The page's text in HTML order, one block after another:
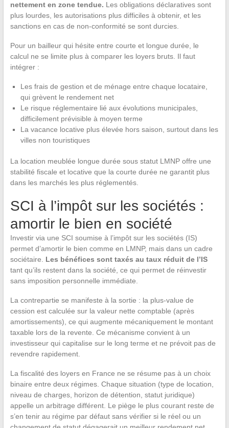
nettement en zone tendue. Les obligations déclaratives sont
plus lourdes, les autorisations plus difficiles à obtenir, et les
sanctions en cas de non-conformité se sont durcies.
Pour un bailleur qui hésite entre courte et longue durée, le
calcul ne se limite plus à comparer les loyers bruts. Il faut
intégrer :
Les frais de gestion et de ménage entre chaque locataire,
qui grèvent le rendement net
Le risque réglementaire lié aux évolutions municipales,
difficilement prévisible à moyen terme
La vacance locative plus élevée hors saison, surtout dans les
villes non touristiques
La location meublée longue durée sous statut LMNP offre une
stabilité fiscale et locative que la courte durée ne garantit plus
dans les marchés les plus réglementés.
SCI à l’impôt sur les sociétés :
amortir le bien en société
Investir via une SCI soumise à l’impôt sur les sociétés (IS)
permet d’amortir le bien comme en LMNP, mais dans un cadre
sociétaire. Les bénéfices sont taxés au taux réduit de l’IS
tant qu’ils restent dans la société, ce qui permet de réinvestir
sans imposition personnelle immédiate.
La contrepartie se manifeste à la sortie : la plus-value de
cession est calculée sur la valeur nette comptable (après
amortissements), ce qui augmente mécaniquement le montant
taxable lors de la revente. Ce mécanisme convient à un
investisseur qui capitalise sur le long terme et ne prévoit pas de
revendre rapidement.
La fiscalité des loyers en France ne se résume pas à un choix
binaire entre deux régimes. Chaque situation (type de location,
niveau de charges, horizon de détention, statut juridique)
appelle un arbitrage différent. Le piège le plus courant reste de
s’en tenir au régime par défaut sans vérifier si le réel ou un